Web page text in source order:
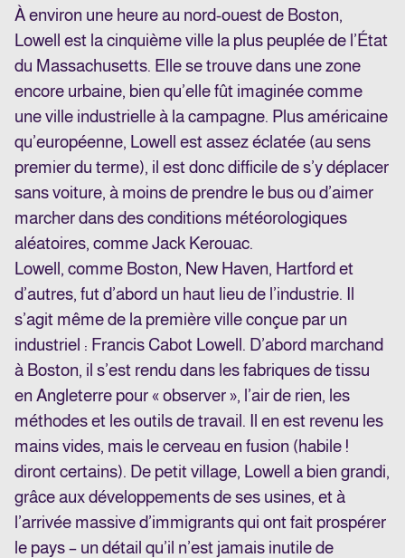
À environ une heure au nord-ouest de Boston,
Lowell est la cinquième ville la plus peuplée de l’État
du Massachusetts. Elle se trouve dans une zone
encore urbaine, bien qu’elle fût imaginée comme
une ville industrielle à la campagne. Plus américaine
qu’européenne, Lowell est assez éclatée (au sens
premier du terme), il est donc difficile de s’y déplacer
sans voiture, à moins de prendre le bus ou d’aimer
marcher dans des conditions météorologiques
aléatoires, comme Jack Kerouac.
Lowell, comme Boston, New Haven, Hartford et
d’autres, fut d’abord un haut lieu de l’industrie. Il
s’agit même de la première ville conçue par un
industriel : Francis Cabot Lowell. D’abord marchand
à Boston, il s’est rendu dans les fabriques de tissu
en Angleterre pour « observer », l’air de rien, les
méthodes et les outils de travail. Il en est revenu les
mains vides, mais le cerveau en fusion (habile !
diront certains). De petit village, Lowell a bien grandi,
grâce aux développements de ses usines, et à
l’arrivée massive d’immigrants qui ont fait prospérer
le pays – un détail qu’il n’est jamais inutile de